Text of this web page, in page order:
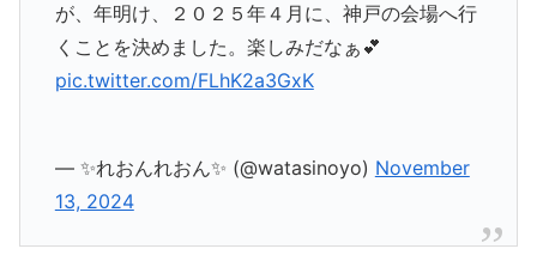
が、年明け、２０２５年４月に、神戸の会場へ行
くことを決めました。楽しみだなぁ💕
pic.twitter.com/FLhK2a3GxK
— ✨れおんれおん✨ (@watasinoyo) November
13, 2024